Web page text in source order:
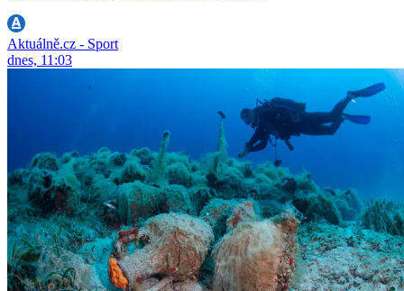
Aktuálně.cz - Sport
dnes, 11:03